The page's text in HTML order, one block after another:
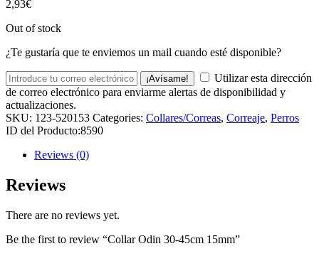
2,93€
Out of stock
¿Te gustaría que te enviemos un mail cuando esté disponible?
¡Avísame!
Utilizar esta dirección
de correo electrónico para enviarme alertas de disponibilidad y
actualizaciones.
SKU: 123-520153 Categories: Collares/Correas, Correaje, Perros
ID del Producto:8590
Reviews (0)
Reviews
There are no reviews yet.
Be the first to review “Collar Odin 30-45cm 15mm”